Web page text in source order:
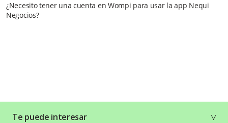
¿Necesito tener una cuenta en Wompi para usar la app Nequi
Negocios?
Te puede interesar